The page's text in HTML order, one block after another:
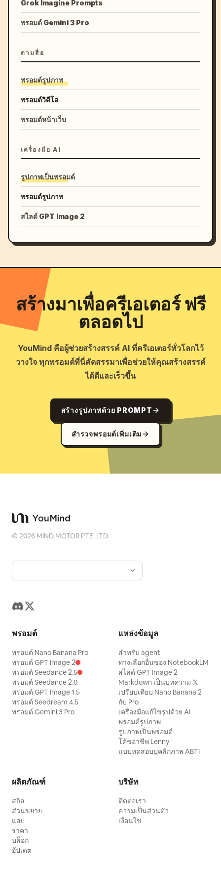
Grok Imagine Prompts
พรอมต์ Gemini 3 Pro
ตามสื่อ
พรอมต์รูปภาพ
พรอมต์วิดีโอ
พรอมต์หน้าเว็บ
เครื่องมือ AI
รูปภาพเป็นพรอมต์
พรอมต์รูปภาพ
สไลด์ GPT Image 2
สร้างมาเพื่อครีเอเตอร์ ฟรี
ตลอดไป
YouMind คือผู้ช่วยสร้างสรรค์ AI ที่ครีเอเตอร์ทั่วโลกไว้
วางใจ ทุกพรอมต์ที่นี่คัดสรรมาเพื่อช่วยให้คุณสร้างสรรค์
ได้ดีและเร็วขึ้น
สร้างรูปภาพด้วย PROMPT
สำรวจพรอมต์เพิ่มเติม
©2026 MIND MOTOR PTE. LTD.
พรอมต์
พรอมต์ Nano Banana Pro
พรอมต์ GPT Image 2
พรอมต์ Seedance 2.5
พรอมต์ Seedance 2.0
พรอมต์ GPT Image 1.5
พรอมต์ Seedream 4.5
พรอมต์ Gemini 3 Pro
แหล่งข้อมูล
สำหรับ agent
ทางเลือกอื่นของ NotebookLM
สไลด์ GPT Image 2
Markdown เป็นบทความ 𝕏
เปรียบเทียบ Nano Banana 2
กับ Pro
เครื่องมือแก้ไขรูปด้วย AI
พรอมต์รูปภาพ
รูปภาพเป็นพรอมต์
โค้ชอาชีพ Lenny
แบบทดสอบบุคลิกภาพ ABTI
ผลิตภัณฑ์
สกิล
ส่วนขยาย
แอป
ราคา
บล็อก
อัปเดต
บริษัท
ติดต่อเรา
ความเป็นส่วนตัว
เงื่อนไข